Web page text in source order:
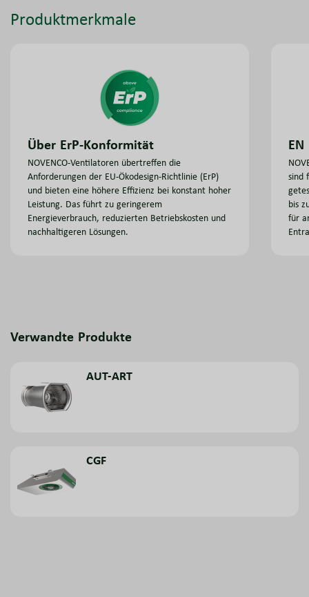
Produktmerkmale
Über ErP-Konformität
NOVENCO-Ventilatoren übertreffen die
Anforderungen der EU-Ökodesign-Richtlinie (ErP)
und bieten eine höhere Effizienz bei konstant hoher
Leistung. Das führt zu geringerem
Energieverbrauch, reduzierten Betriebskosten und
nachhaltigeren Lösungen.
sind
bis
für
Verwandte Produkte
AUT-ART
CGF